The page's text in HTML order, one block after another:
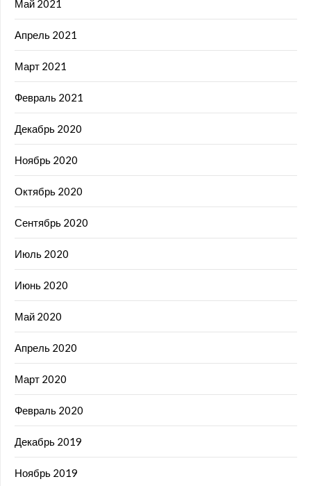
Май 2021
Апрель 2021
Март 2021
Февраль 2021
Декабрь 2020
Ноябрь 2020
Октябрь 2020
Сентябрь 2020
Июль 2020
Июнь 2020
Май 2020
Апрель 2020
Март 2020
Февраль 2020
Декабрь 2019
Ноябрь 2019